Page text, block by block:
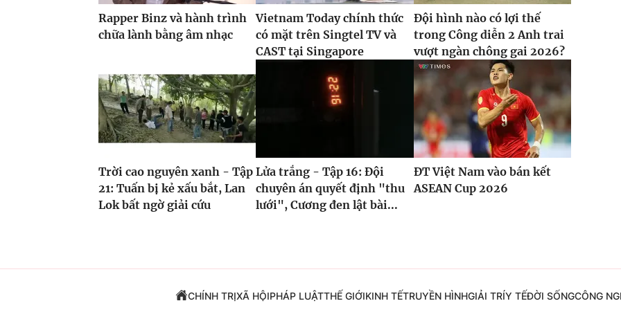
Rapper Binz và hành trình
chữa lành bằng âm nhạc
Vietnam Today chính thức
có mặt trên Singtel TV và
CAST tại Singapore
Đội hình nào có lợi thế
trong Công diễn 2 Anh trai
vượt ngàn chông gai 2026?
Trời cao nguyên xanh - Tập
21: Tuấn bị kẻ xấu bắt, Lan
Lok bất ngờ giải cứu
Lửa trắng - Tập 16: Đội
chuyên án quyết định "thu
lưới", Cương đen lật bài...
ĐT Việt Nam vào bán kết
ASEAN Cup 2026
CHÍNH TRỊXÃ HỘIPHÁP LUẬTTHẾ GIỚIKINH TẾTRUYỀN HÌNHGIẢI TRÍY TẾĐỜI SỐNGCÔNG